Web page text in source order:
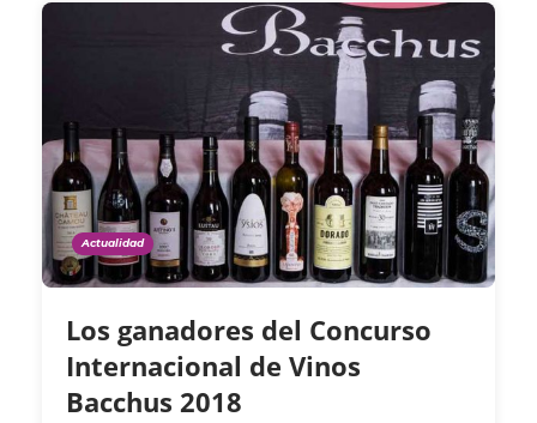
Actualidad
Los ganadores del Concurso
Internacional de Vinos
Bacchus 2018